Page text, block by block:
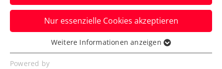
Die ÖTV-Nachwuchshoffnung ist die erste
weibliche Jugend-Grand-Slam-
Turniersiegerin aus Österreich.
Verfasst von: Manuel Wachta, 07.06.2025
Nur essenzielle Cookies akzeptieren
Essenziell
Essenzielle Cookies werden für grundlegende
Weitere Informationen anzeigen
Powered by